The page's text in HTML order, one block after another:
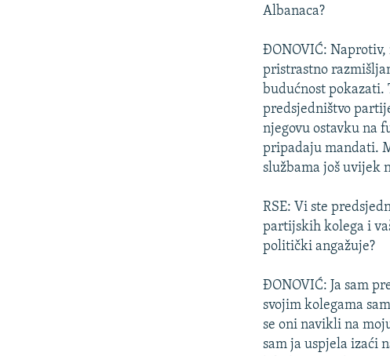
Albanaca?
ĐONOVIĆ:
pristrastno
budućnost pokazati.
predsjedništvo
njegovu ostavku na
pripadaju mandati.
službama još uvijek
RSE: Vi ste
partijskih kolega i
politički angažuje?
ĐONOVIĆ: Ja sam
svojim kolegama
se oni navikli na
sam ja uspjela izaći